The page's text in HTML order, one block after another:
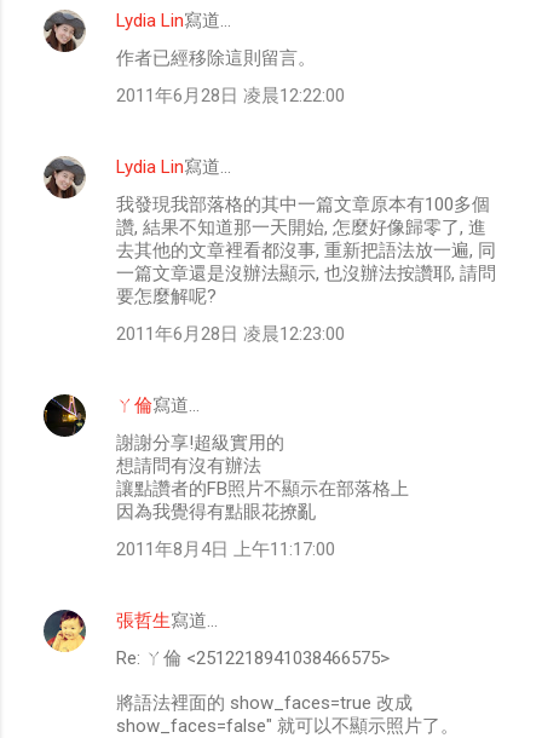
Lydia Lin寫道…
作者已經移除這則留言。
2011年6月28日 凌晨12:22:00
Lydia Lin寫道…
我發現我部落格的其中一篇文章原本有100多個
讚, 結果不知道那一天開始, 怎麼好像歸零了, 進
去其他的文章裡看都沒事, 重新把語法放一遍, 同
一篇文章還是沒辦法顯示, 也沒辦法按讚耶, 請問
要怎麼解呢?
2011年6月28日 凌晨12:23:00
ㄚ倫寫道…
謝謝分享!超級實用的
想請問有沒有辦法
讓點讚者的FB照片不顯示在部落格上
因為我覺得有點眼花撩亂
2011年8月4日 上午11:17:00
張哲生寫道…
Re: ㄚ倫 <2512218941038466575>
將語法裡面的 show_faces=true 改成
show_faces=false" 就可以不顯示照片了。